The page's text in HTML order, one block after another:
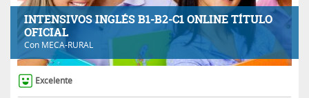
INTENSIVOS INGLÉS B1-B2-C1 ONLINE TÍTULO
OFICIAL
Con MECA-RURAL
Excelente